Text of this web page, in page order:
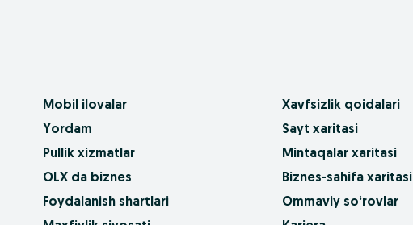
Mobil ilovalar
Yordam
Pullik xizmatlar
OLX da biznes
Foydalanish shartlari
Xavfsizlik qoidalari
Sayt xaritasi
Mintaqalar xaritasi
Biznes-sahifa xaritasi
Ommaviy so‘rovlar